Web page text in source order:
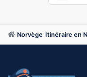
› Norvège› Itinéraire en